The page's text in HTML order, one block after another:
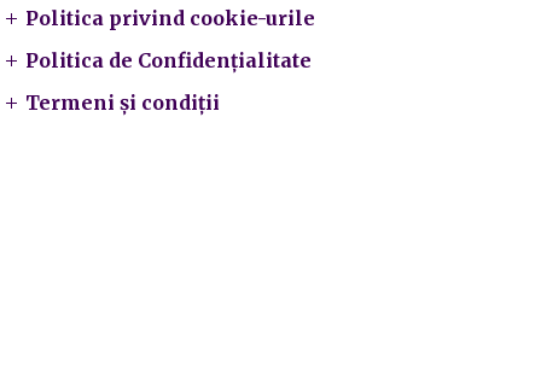
Politica privind cookie-urile
Politica de Confidențialitate
Termeni și condiții